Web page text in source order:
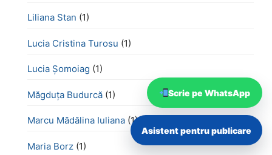
Liliana Stan (1)
Lucia Cristina Turosu (1)
Lucia Șomoiag (1)
Măgduța Budurcă (1)
Marcu Mădălina Iuliana (1)
Maria Borz (1)
Scrie pe WhatsApp
Asistent pentru publicare